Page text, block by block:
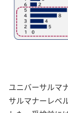
ユニバーサルマ
サルマナーレベ